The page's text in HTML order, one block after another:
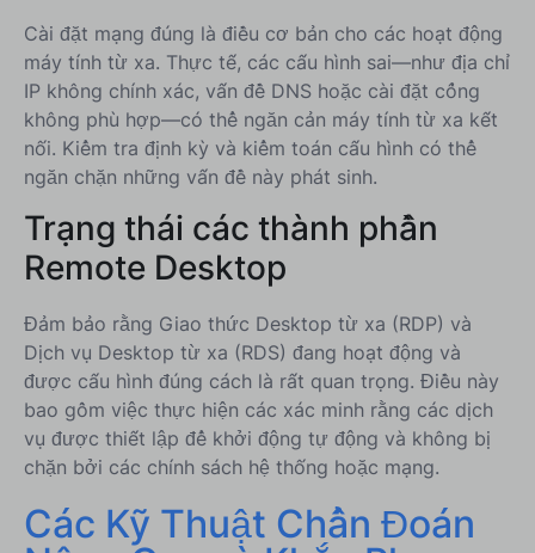
Cài đặt mạng đúng là điều cơ bản cho các hoạt động
máy tính từ xa. Thực tế, các cấu hình sai—như địa chỉ
IP không chính xác, vấn đề DNS hoặc cài đặt cổng
không phù hợp—có thể ngăn cản máy tính từ xa kết
nối. Kiểm tra định kỳ và kiểm toán cấu hình có thể
ngăn chặn những vấn đề này phát sinh.
Trạng thái các thành phần
Remote Desktop
Đảm bảo rằng Giao thức Desktop từ xa (RDP) và
Dịch vụ Desktop từ xa (RDS) đang hoạt động và
được cấu hình đúng cách là rất quan trọng. Điều này
bao gồm việc thực hiện các xác minh rằng các dịch
vụ được thiết lập để khởi động tự động và không bị
chặn bởi các chính sách hệ thống hoặc mạng.
Các Kỹ Thuật Chẩn Đoán